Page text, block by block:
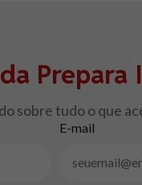
sobre tudo o que
E-mail